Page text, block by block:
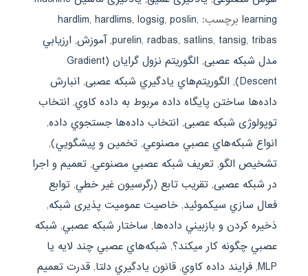
learning برچسب: hardlim,hardlims,logsig,poslin,
purelin,radbas,satlins, tansig, tribas
,آموزش, ارزيابي
مدل شبکه عصبی,
الگوريتم نزول گرايان (Gradient
Descent)
, الگوريتم‌هاي يادگيري شبکه عصبی, انبارش
داده‌ها ساختن پايگاه داده مربوط به داده كاوي, انتخاب
توپولوژی شبکه عصبی, انتخاب داده‌ها جستجوي داده,
انواع شبکه‌هاي عصبي مصنوعي, تخمين و پيشگويي),
تشخيص الگو, تعريف شبکه عصبي مصنوعي, تعميم و اجرا
در شبکه عصبی, تقريب تابع (رگرسيون غير خطي, توابع
فعال سازي سيکموئيد, خاصیت عمومیت پذیری شبکه,
ذخيره كردن و بازبيني داده‌ها, ساختار شبکه عصبي, شبکه
عصبي چگونه کار ميکند؟, شبکه‌هاي عصبي چند لايه يا
MLP
, فرايند داده کاوي, قانون يادگيري دلتا, قدرت تعميم